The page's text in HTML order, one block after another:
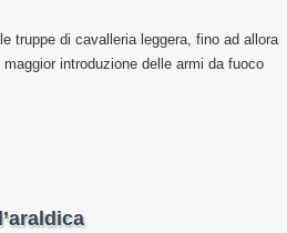
truppe di cavalleria leggera, fino ad allora
introduzione delle armi da fuoco